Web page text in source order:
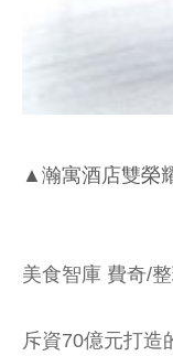
▲瀚寓酒店雙榮
美食智庫 費奇/
斥資70億元打造